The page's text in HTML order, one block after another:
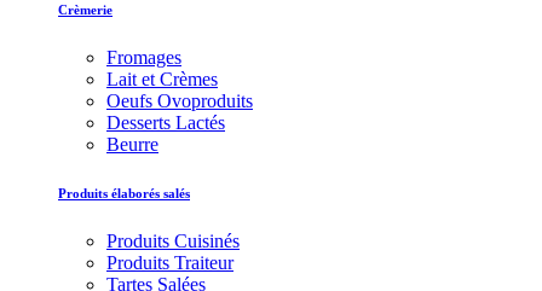
Crèmerie
Fromages
Lait et Crèmes
Oeufs Ovoproduits
Desserts Lactés
Beurre
Produits élaborés salés
Produits Cuisinés
Produits Traiteur
Tartes Salées